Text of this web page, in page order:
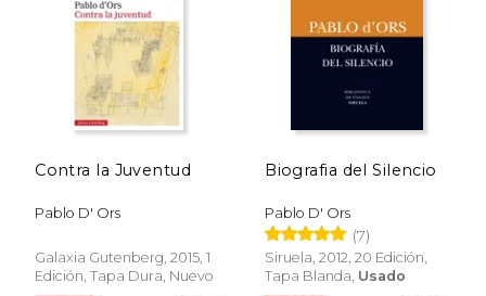
40% 40%
Contra la Juventud
Pablo D' Ors
Galaxia Gutenberg, 2015, 1
Edición, Tapa Dura, Nuevo
Biografia del Silencio
Pablo D' Ors
(7)
Siruela, 2012, 20 Edición,
Tapa Blanda, Usado